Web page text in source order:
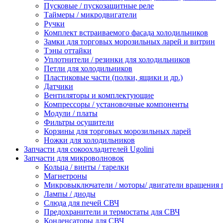
Пусковые / пускозащитные реле
Таймеры / микродвигатели
Ручки
Комплект встраиваемого фасада холодильников
Замки для торговых морозильных ларей и витрин
Тэны оттайки
Уплотнители / резинки для холодильников
Петли для холодильников
Пластиковые части (полки, ящики и др.)
Датчики
Вентиляторы и комплектующие
Компрессоры / установочные компоненты
Модули / платы
Фильтры осушители
Корзины для торговых морозильных ларей
Ножки для холодильников
Запчасти для сокоохладителей Ugolini
Запчасти для микроволновок
Кольца / винты / тарелки
Магнетроны
Микровыключатели / моторы/ двигатели вращения
Лампы / диоды
Слюда для печей СВЧ
Предохранители и термостаты для СВЧ
Конденсаторы для СВЧ